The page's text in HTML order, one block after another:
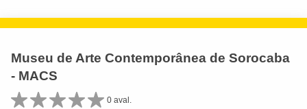
Museu de Arte Contemporânea de Sorocaba
- MACS
0 aval.